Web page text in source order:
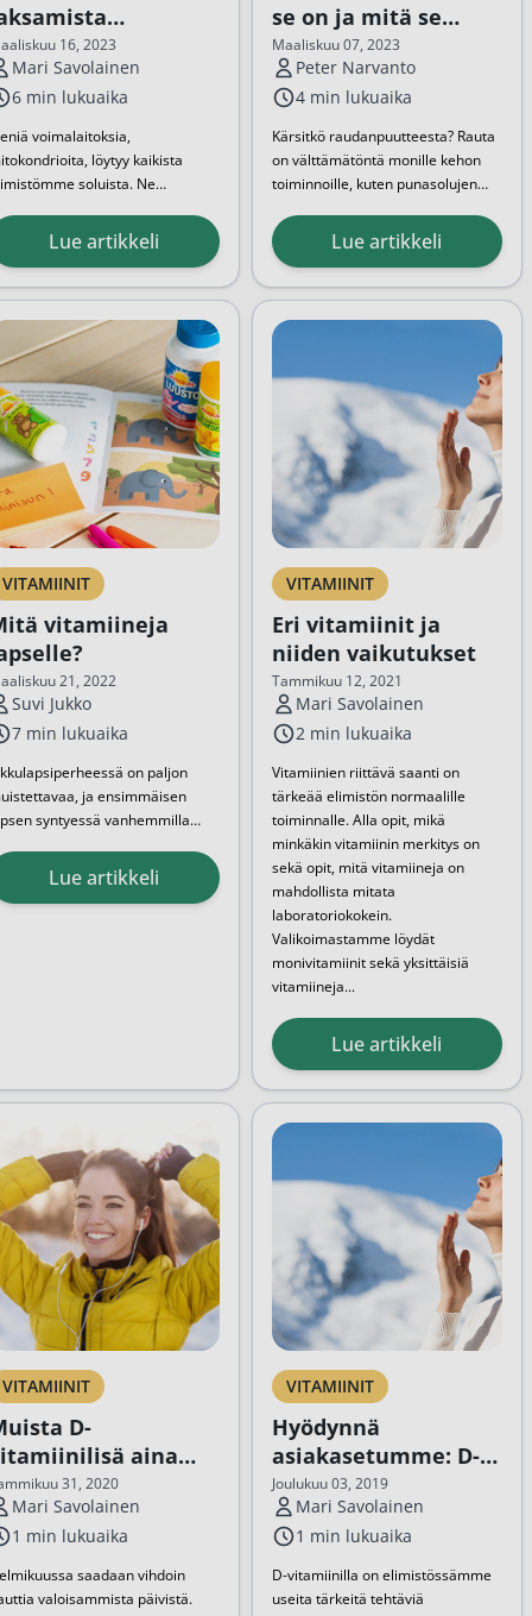
16, 2023
Mari Savolainen
6 min lukuaika
voimalaitoksia,
löytyy kaikista
soluista. Ne
ja tuottavat
elimistön kaikkia
on näin ollen solujen
aineenvaihdunta.
Lue artikkeli
se on ja mitä se
tekee?
Maaliskuu 07, 2023
Peter Narvanto
4 min lukuaika
Kärsitkö raudanpuutteesta? Rauta
on välttämätöntä monille kehon
toiminnoille, kuten punasolujen
Miljoonat ihmiset ympäri
maailmaa kamppailevat elimistön
Lue artikkeli
VITAMIINIT
vitamiineja
21, 2022
Suvi Jukko
7 min lukuaika
on paljon
ja ensimmäisen
syntyessä vanhemmilla
teema on lasten
saanti. Mistä tietää
Lue artikkeli
VITAMIINIT
Eri vitamiinit ja
niiden vaikutukset
Tammikuu 12, 2021
Mari Savolainen
2 min lukuaika
Vitamiinien riittävä saanti on
tärkeää elimistön normaalille
toiminnalle. Alla opit, mikä
minkäkin vitamiinin merkitys on
sekä opit, mitä vitamiineja on
mahdollista mitata
laboratoriokokein.
Valikoimastamme löydät
monivitamiinit sekä yksittäisiä
vitamiineja...
Lue artikkeli
VITAMIINIT
D-
aina
asti
31, 2020
Mari Savolainen
1 min lukuaika
saadaan vihdoin
valoisammista päivistä.
VITAMIINIT
Hyödynnä
asiakasetumme: D-
vitamiinimittaus
Joulukuu 03, 2019
Mari Savolainen
1 min lukuaika
D-vitamiinilla on elimistössämme
useita tärkeitä tehtäviä